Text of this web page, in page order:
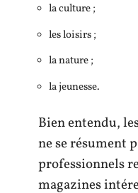
la culture ;
les loisirs ;
la nature ;
la jeunesse.
Bien entendu,
ne se résument
professionnels
magazines